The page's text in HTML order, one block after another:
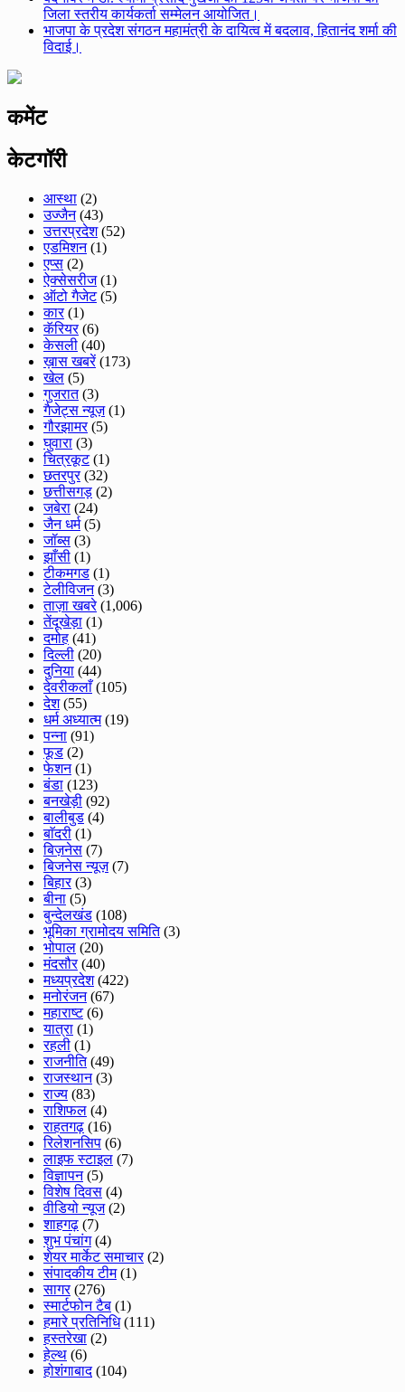
जिला स्तरीय कार्यकर्ता सम्मेलन आयोजित।
भाजपा के प्रदेश संगठन महामंत्री के दायित्व में बदलाव, हितानंद शर्मा की
विदाई।
कमेंट
केटगॉरी
आस्था (2)
उज्जैन(43)
उत्तरप्रदेश(52)
एडमिशन(1)
एप्स (2)
ऐक्सेसरीज(1)
ऑटो गैजेट(5)
कार(1)
कॅरियर(6)
केसली (40)
ख़ास खबरें(173)
खेल (5)
गुजरात(3)
गैजेट्स न्यूज़(1)
गौरझामर(5)
घुवारा (3)
चित्रकूट(1)
छतरपुर(32)
छत्तीसगड़ (2)
जबेरा (24)
जैन धर्म(5)
जॉब्स (3)
झाँसी (1)
टीकमगड (1)
टेलीविजन(3)
ताज़ा खबरे(1,006)
तेंदूखेड़ा (1)
दमोह (41)
दिल्ली (20)
दुनिया (44)
देवरीकलाँ(105)
देश(55)
धर्म अध्यात्म(19)
पन्ना (91)
फूड (2)
फेशन(1)
बंडा (123)
बनखेड़ी (92)
बालीबुड (4)
बाॅदरी (1)
बिज़नेस (7)
बिजनेस न्यूज़(7)
बिहार(3)
बीना (5)
बुन्देलखंड (108)
भूमिका ग्रामोदय समिति(3)
भोपाल (20)
मंदसौर(40)
मध्यप्रदेश(422)
मनोरंजन(67)
महाराष्ट(6)
यात्रा (1)
रहली (1)
राजनीति(49)
राजस्थान(3)
राज्य (83)
राशिफल (4)
राहतगढ़ (16)
रिलेशनसिप (6)
लाइफ स्टाइल (7)
विज्ञापन(5)
विशेष दिवस (4)
वीडियो न्यूज(2)
शाहगढ़ (7)
शुभ पंचांग(4)
शेयर मार्केट समाचार(2)
संपादकीय टीम(1)
सागर(276)
स्मार्टफोन टैब (1)
हमारे प्रतिनिधि(111)
हस्तरेखा (2)
हेल्थ (6)
होशंगाबाद(104)